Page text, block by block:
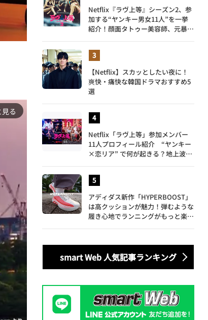
る
Netflix『ラヴ上等』シーズン2、参
加する“ヤンキー男女11人”を一挙
紹介！顔面タトゥー美容師、元暴走
【Netflix】スカッとしたい夜に！
爽快・痛快な韓国ドラマおすすめ5
選
Netflix「ラヴ上等」参加メンバー
11人プロフィール紹介 “ヤンキー
×恋リア” で何が起きる？地上波で
が爆誕
アディダス新作「HYPERBOOST」
は高クッションが魅力！弾むような
履き心地でランニングがもっと楽し
smart Web 人気記事ランキング